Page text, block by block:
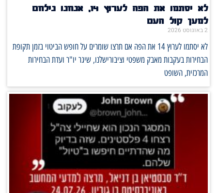
לא יסתמו את הפה לערוץ 14, אנחנו נילחם
למען קול העם
2 באוגוסט 2026
לא יסתמו לערוץ 14 את הפה אם תרצו שומרים על חופש הביטוי בזמן תקופת
הבחירות בעקבות מאבק משפטי וציבורישלנו, שיגר יו"ר ועדת הבחירות
המרכזית, השופט